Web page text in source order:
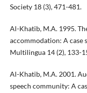
Society 18 (3), 471-481.
Al-Khatib, M.A. 1995.
accommodation: A case
Multilingua 14 (2), 133-
Al-Khatib, M.A. 2001.
speech community: A